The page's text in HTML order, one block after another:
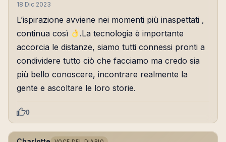
18 Dic 2023
L’ispirazione avviene nei momenti più inaspettati ,
continua così
.La tecnologia è importante
accorcia le distanze, siamo tutti connessi pronti a
condividere tutto ciò che facciamo ma credo sia
più bello conoscere, incontrare realmente la
gente e ascoltare le loro storie.
0